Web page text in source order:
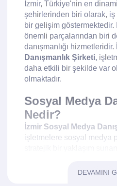
İzmir, Türkiye'nin en
şehirlerinden biri olarak, iş
bir gelişim
önemli parçalarından biri
danışmanlığı hizmetleridir.
Danışmanlık Şirketi,
daha etkili bir şekilde var
olmaktadır.
Sosyal Medya
Nedir?
İzmir Sosyal Medya
işletmelere sosyal medya
ulaşmalarını, etkileşimlerini
DEVAMINI